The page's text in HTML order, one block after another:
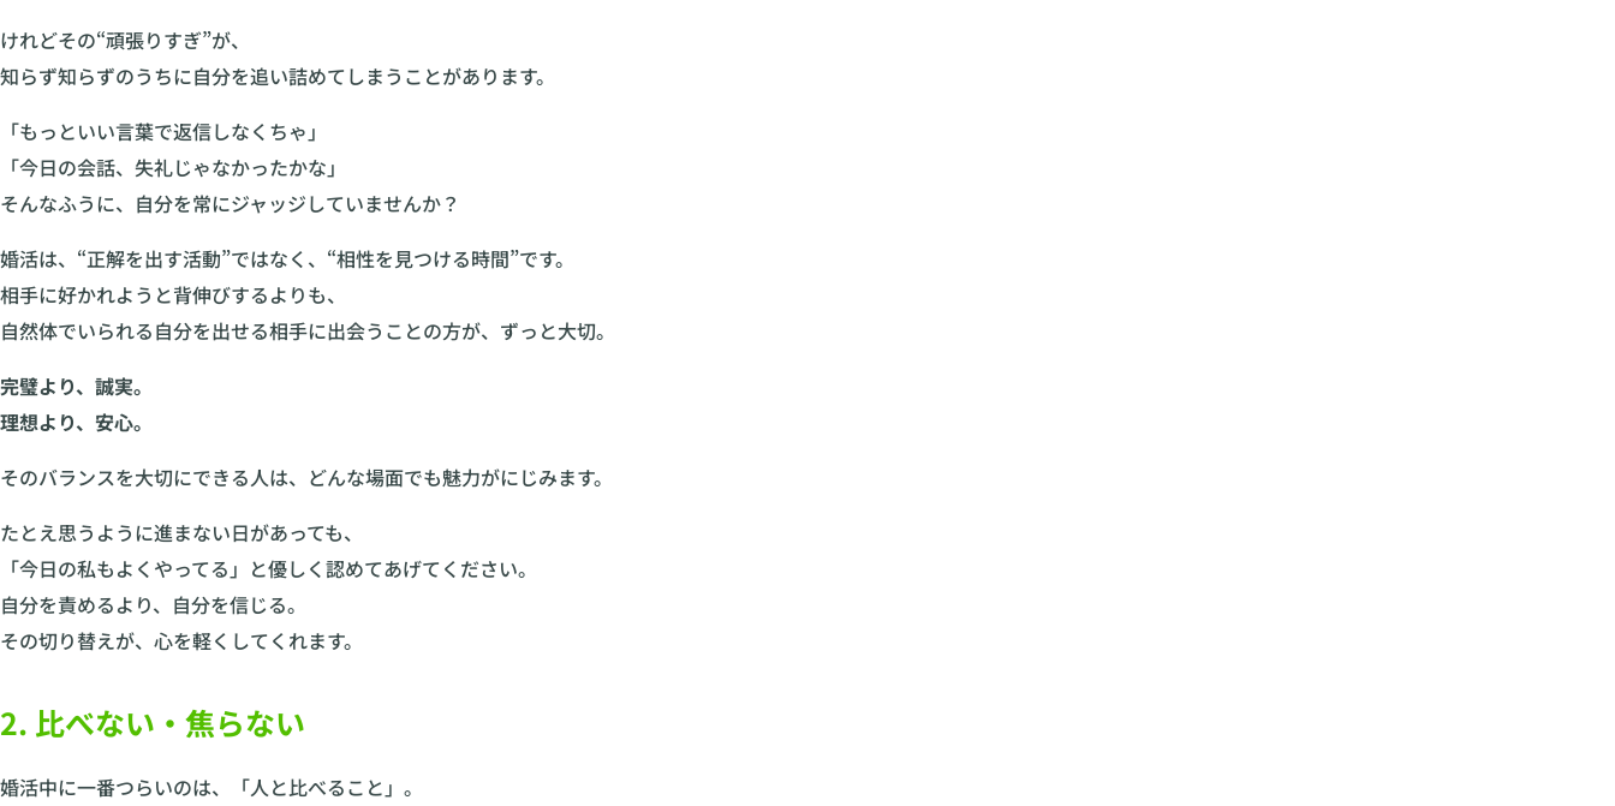
けれどその“頑張りすぎ”が、
知らず知らずのうちに自分を追い詰めてしまうことがあります。
「もっといい言葉で返信しなくちゃ」
「今日の会話、失礼じゃなかったかな」
そんなふうに、自分を常にジャッジしていませんか？
婚活は、“正解を出す活動”ではなく、“相性を見つける時間”です。
相手に好かれようと背伸びするよりも、
自然体でいられる自分を出せる相手に出会うことの方が、ずっと大切。
完璧より、誠実。
理想より、安心。
そのバランスを大切にできる人は、どんな場面でも魅力がにじみます。
たとえ思うように進まない日があっても、
「今日の私もよくやってる」と優しく認めてあげてください。
自分を責めるより、自分を信じる。
その切り替えが、心を軽くしてくれます。
2. 比べない・焦らない
婚活中に一番つらいのは、「人と比べること」。